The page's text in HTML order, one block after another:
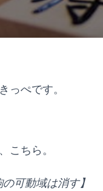
っぺです。
こちら。
の可動域は消す】